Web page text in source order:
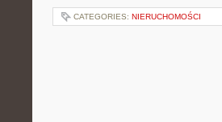
CATEGORIES: NIERUCHOMOŚCI